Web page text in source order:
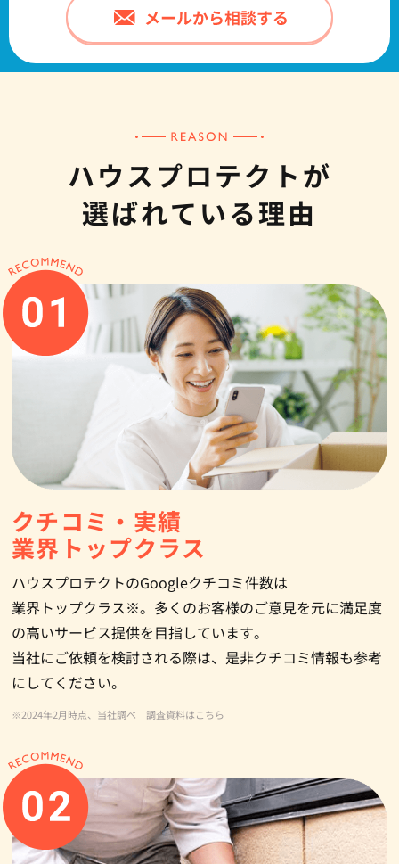
ハウスプロテクトが
選ばれている理由
クチコミ・実績
業界トップクラス
ハウスプロテクトのGoogleクチコミ件数は
業界トップクラス※。多くのお客様のご意見を元に満足度
の高いサービス提供を目指しています。
当社にご依頼を検討される際は、是非クチコミ情報も参考
にしてください。
※2024年2月時点、当社調べ 調査資料はこちら